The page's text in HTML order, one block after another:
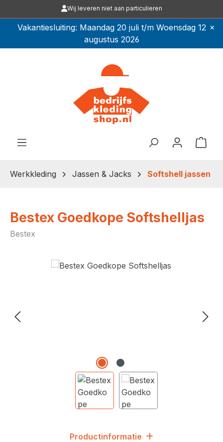
Ga naar de hoofdinhoudWij leveren niet aan particulieren
Vakantiesluiting: Maandag 20 juli t/m Woensdag 12
augustus 2026
×
Werkkleding Jassen & Jacks Softshell jassen
Bestex Goedkope Softshelljas
Bestex
Afbeeldingengalerij overslaan
Productinformatie